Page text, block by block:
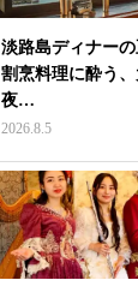
淡路島ディナー
割烹料理に酔う
夜…
2026.8.5